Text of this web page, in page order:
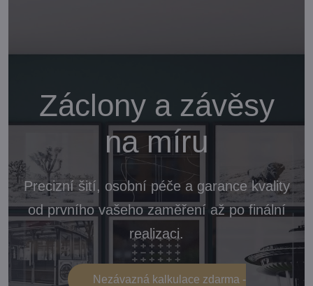
Záclony a závěsy
na míru
Precizní šití, osobní péče a garance kvality
od prvního vašeho zaměření až po finální
realizaci.
Nezávazná kalkulace zdarma -